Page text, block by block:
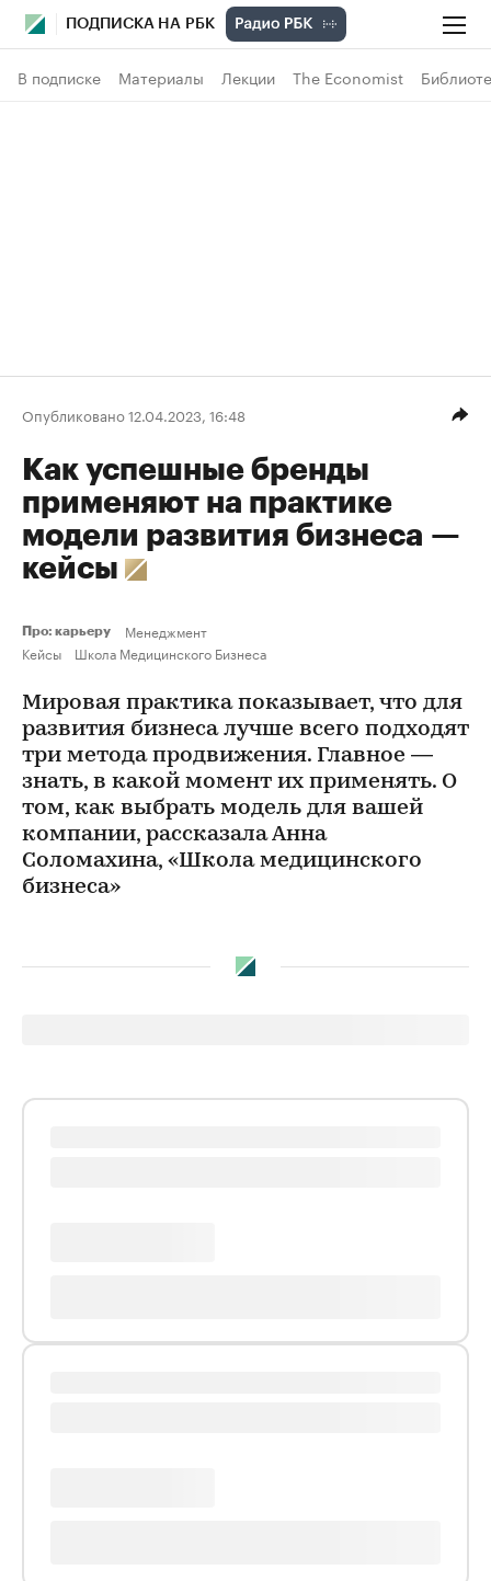
ПОДПИСКА НА РБК
В подписке Материалы Лекции The Economist
Опубликовано 12.04.2023, 16:48
Как успешные бренды
применяют на практике
модели развития бизнеса —
кейсы
Про: карьеру
Менеджмент
Кейсы
Школа Медицинского Бизнеса
Мировая практика показывает, что для
развития бизнеса лучше всего подходят
три метода продвижения. Главное —
знать, в какой момент их применять. О
том, как выбрать модель для вашей
компании, рассказала Анна
Соломахина, «Школа медицинского
бизнеса»